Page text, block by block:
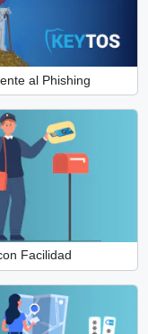
al Phishing
Facilidad